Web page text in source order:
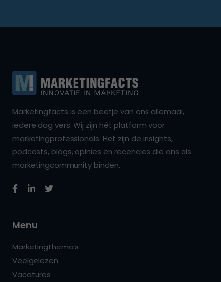
Marketingfacts is een beetje van ons allemaal,
iedere dag vers. Wij zijn hét platform voor
marketingprofessionals. Het zijn de insights,
podcasts, blogs, opinies en recencies die ons als
marketingcommunity binden.
Menu
Marketingthema’s
Veelgelezen
Vacatures